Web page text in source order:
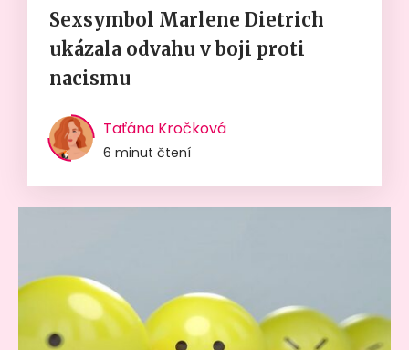
Sexsymbol Marlene Dietrich
ukázala odvahu v boji proti
nacismu
Taťána Kročková
6 minut čtení